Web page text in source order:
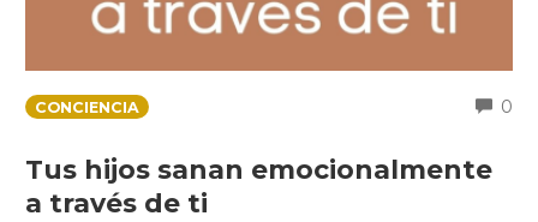
CONCIENCIA 0
Tus hijos sanan emocionalmente
a través de ti